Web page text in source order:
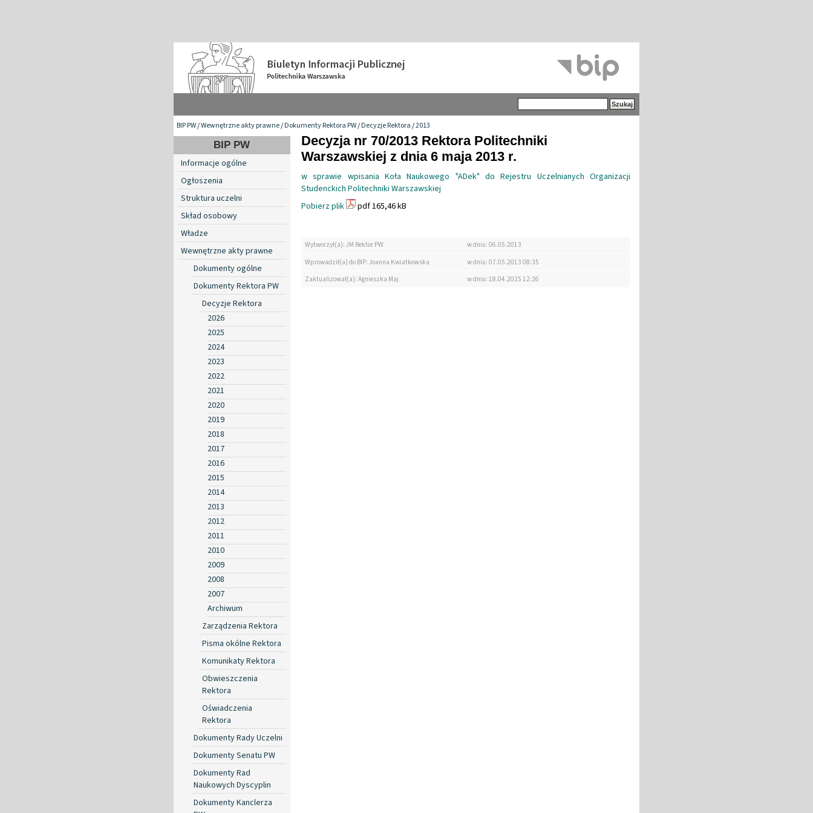
BIP PW/Wewnętrzne akty prawne/Dokumenty Rektora PW/Decyzje Rektora/2013
BIP PW
Informacje ogólne
Ogłoszenia
Struktura uczelni
Skład osobowy
Władze
Wewnętrzne akty prawne
Dokumenty ogólne
Dokumenty Rektora PW
Decyzje Rektora
2026
2025
2024
2023
2022
2021
2020
2019
2018
2017
2016
2015
2014
2013
2012
2011
2010
2009
2008
2007
Archiwum
Zarządzenia Rektora
Pisma okólne Rektora
Komunikaty Rektora
Obwieszczenia
Rektora
Oświadczenia
Rektora
Dokumenty Rady Uczelni
Dokumenty Senatu PW
Dokumenty Rad
Naukowych Dyscyplin
Dokumenty Kanclerza
Decyzja nr 70/2013 Rektora Politechniki
Warszawskiej z dnia 6 maja 2013 r.
w sprawie wpisania Koła Naukowego "ADek" do Rejestru Uczelnianych Organizacji
Studenckich Politechniki Warszawskiej
Pobierz plik
pdf 165,46 kB
Wytworzył(a): JM Rektor PW
w dniu: 06.05.2013
Wprowadził(a) do BIP: Joanna Kwiatkowska
w dniu: 07.05.2013 08:35
Zaktualizował(a): Agnieszka Maj
w dniu: 18.04.2025 12:26